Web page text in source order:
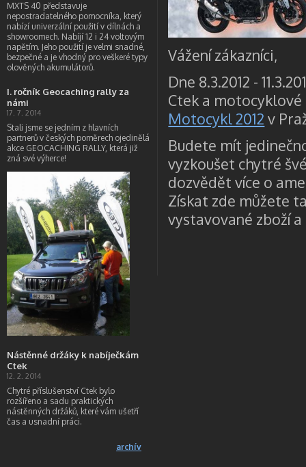
Vážení zákazníci,
Dne 8.3.2012 -
Ctek a
Motocykl 2012 v
Budete mít
vyzkoušet chytré
dozvědět více o
Získat zde můžete
vystavované zboží
MXTS 40 představuje
nepostradatelného pomocníka, který
nabízí univerzální použití v dílnách a
showroomech. Nabíjí 12 i 24 voltovým
napětím. Jeho použití je velmi snadné,
bezpečné a je vhodný pro veškeré typy
olověných akumulátorů.
I. ročník Geocaching rally za
námi
17. 7. 2014
Stali jsme se jedním z hlavních
partnerů v českých poměrech ojedinělá
akce GEOCACHING RALLY, která již
zná své výherce!
Nástěnné držáky k nabíječkám
Ctek
12. 2. 2014
Chytré příslušenství Ctek bylo
rozšířeno a sadu praktických
nástěnných držáků, které vám ušetří
čas a usnadní práci.
archív